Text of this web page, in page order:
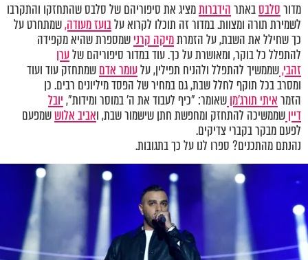
מדורסלבסבאתרהידברותמציג את סיפוריהם של סלבס שהתחזקו והתקרבו
לשמירת תורה ומצוות. במדור זה תוכלו לקרוא עלבועז מעודה,שמתחרט על
כך שחילל את השבת, על הזמרתמיקה קרנישמספרת שהיא מקפידה
להתפלל כל בוקר, ומאושרת על כך. עוד במדור סיפוריהם שלערן
זהבי,שממשיך להתפלל ולהניח תפילין, עלעומר אדםשמתחזק עוד ועוד
ומסרב בכל תוקף לחלל שבת, גם במחיר של הפסד מיליונים רבים. כן
הזמראיתי תורג'מןשאומר: "כיף לעבוד את ה' במוסר ומידות",יובל
דייןשממשיכה להתחזק ומחפשת חתן שישמור שבת, ואביב אלוששמפעם
לפעם מבקר בקברי צדיקים.
נהנתם מהתכנים? ספרו לנו על כך בתגובות.